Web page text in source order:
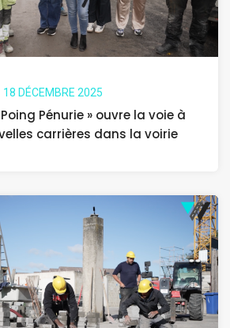
18 DÉCEMBRE 2025
Pénurie » ouvre la voie à
carrières dans la voirie